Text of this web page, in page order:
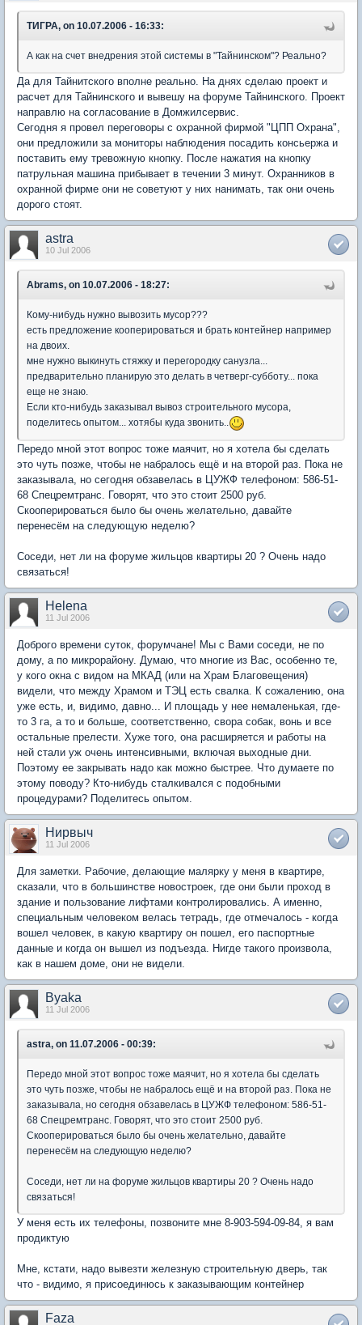
ТИГРА, on 10.07.2006 - 16:33:
А как на счет внедрения этой системы в "Тайнинском"? Реально?
Да для Тайнитского вполне реально. На днях сделаю проект и
расчет для Тайнинского и вывешу на форуме Тайнинского. Проект
направлю на согласование в Домжилсервис.
Сегодня я провел переговоры с охранной фирмой "ЦПП Охрана",
они предложили за мониторы наблюдения посадить консьержа и
поставить ему тревожную кнопку. После нажатия на кнопку
патрульная машина прибывает в течении 3 минут. Охранников в
охранной фирме они не советуют у них нанимать, так они очень
дорого стоят.
astra
10 Jul 2006
Abrams, on 10.07.2006 - 18:27:
Кому-нибудь нужно вывозить мусор???
есть предложение кооперироваться и брать контейнер например
на двоих.
мне нужно выкинуть стяжку и перегородку санузла...
предварительно планирую это делать в четверг-субботу... пока
еще не знаю.
Если кто-нибудь заказывал вывоз строительного мусора,
поделитесь опытом... хотябы куда звонить..
Передо мной этот вопрос тоже маячит, но я хотела бы сделать
это чуть позже, чтобы не набралось ещё и на второй раз. Пока не
заказывала, но сегодня обзавелась в ЦУЖФ телефоном: 586-51-
68 Спецремтранс. Говорят, что это стоит 2500 руб.
Скооперироваться было бы очень желательно, давайте
перенесём на следующую неделю?
Соседи, нет ли на форуме жильцов квартиры 20 ? Очень надо
связаться!
Helena
11 Jul 2006
Доброго времени суток, форумчане! Мы с Вами соседи, не по
дому, а по микрорайону. Думаю, что многие из Вас, особенно те,
у кого окна с видом на МКАД (или на Храм Благовещения)
видели, что между Храмом и ТЭЦ есть свалка. К сожалению, она
уже есть, и, видимо, давно... И площадь у нее немаленькая, где-
то 3 га, а то и больше, соответственно, свора собак, вонь и все
остальные прелести. Хуже того, она расширяется и работы на
ней стали уж очень интенсивными, включая выходные дни.
Поэтому ее закрывать надо как можно быстрее. Что думаете по
этому поводу? Кто-нибудь сталкивался с подобными
процедурами? Поделитесь опытом.
Нирвыч
11 Jul 2006
Для заметки. Рабочие, делающие малярку у меня в квартире,
сказали, что в большинстве новостроек, где они были проход в
здание и пользование лифтами контролировались. А именно,
специальным человеком велась тетрадь, где отмечалось - когда
вошел человек, в какую квартиру он пошел, его паспортные
данные и когда он вышел из подъезда. Нигде такого произвола,
как в нашем доме, они не видели.
Byaka
11 Jul 2006
astra, on 11.07.2006 - 00:39:
Передо мной этот вопрос тоже маячит, но я хотела бы сделать
это чуть позже, чтобы не набралось ещё и на второй раз. Пока не
заказывала, но сегодня обзавелась в ЦУЖФ телефоном: 586-51-
68 Спецремтранс. Говорят, что это стоит 2500 руб.
Скооперироваться было бы очень желательно, давайте
перенесём на следующую неделю?
Соседи, нет ли на форуме жильцов квартиры 20 ? Очень надо
связаться!
У меня есть их телефоны, позвоните мне 8-903-594-09-84, я вам
продиктую
Мне, кстати, надо вывезти железную строительную дверь, так
что - видимо, я присоединюсь к заказывающим контейнер
Faza